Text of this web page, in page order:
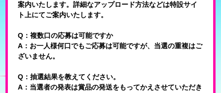
案内いたします。詳細なアップロード方法などは特設サイ
ト上にてご案内いたします。
Q：複数口の応募は可能ですか
A：お一人様何口でもご応募は可能ですが、当選の重複はご
ざいません。
Q：抽選結果を教えてください。
A：当選者の発表は賞品の発送をもってかえさせていただき